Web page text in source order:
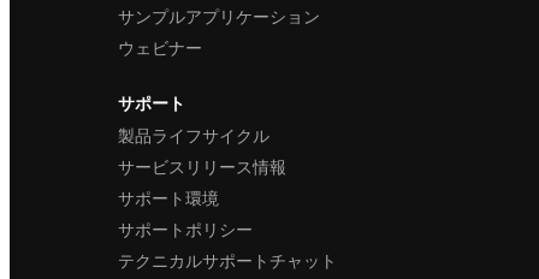
サンプルアプリケーション
ウェビナー
サポート
製品ライフサイクル
サービスリリース情報
サポート環境
サポートポリシー
テクニカルサポートチャット